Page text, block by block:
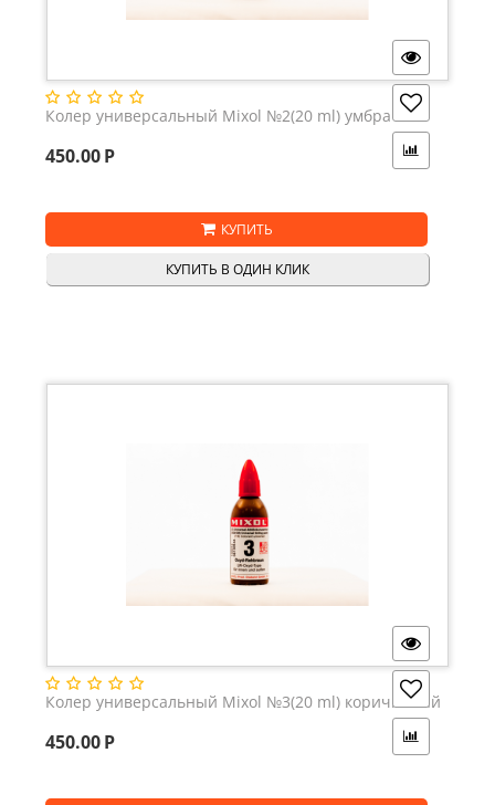
Колер универсальный Mixol №2(20 ml) умбра
450.00Р
КУПИТЬ
КУПИТЬ В ОДИН КЛИК
Колер универсальный Mixol №3(20 ml) коричневый
450.00Р